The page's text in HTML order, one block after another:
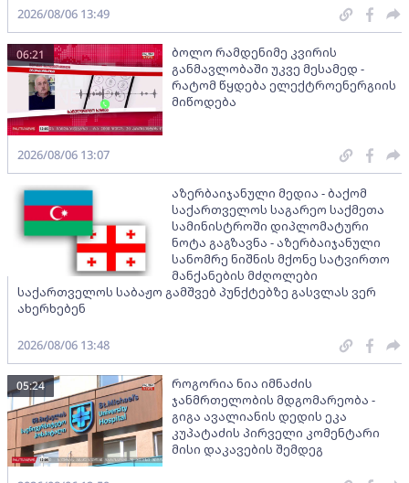
2026/08/06 13:49
ბოლო რამდენიმე კვირის
განმავლობაში უკვე მესამედ -
რატომ წყდება ელექტროენერგიის
მიწოდება
06:21
2026/08/06 13:07
აზერბაიჯანული მედია - ბაქომ
საქართველოს საგარეო საქმეთა
სამინისტროში დიპლომატური
ნოტა გაგზავნა - აზერბაიჯანული
სანომრე ნიშნის მქონე სატვირთო
მანქანების მძღოლები
საქართველოს საბაჟო გამშვებ პუნქტებზე გასვლას ვერ
ახერხებენ
2026/08/06 13:48
როგორია ნია იმნაძის
ჯანმრთელობის მდგომარეობა -
გიგა ავალიანის დედის ეკა
კუპატაძის პირველი კომენტარი
მისი დაკავების შემდეგ
05:24